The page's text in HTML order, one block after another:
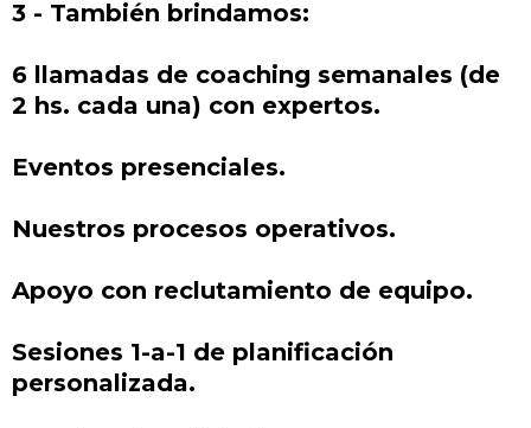
3 - También brindamos:
6 llamadas de coaching semanales (de
2 hs. cada una) con expertos.
Eventos presenciales.
Nuestros procesos operativos.
Apoyo con reclutamiento de equipo.
Sesiones 1-a-1 de planificación
personalizada.